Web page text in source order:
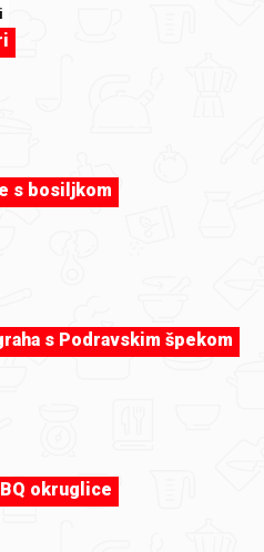
s bosiljkom
s Podravskim špekom
okruglice